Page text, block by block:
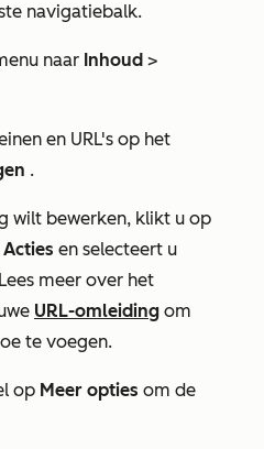
navigatiebalk.
naar Inhoud >
en URL's op het
.
wilt bewerken, klikt u op
Acties en selecteert u
meer over het
URL-omleiding om
te voegen.
op Meer opties om de